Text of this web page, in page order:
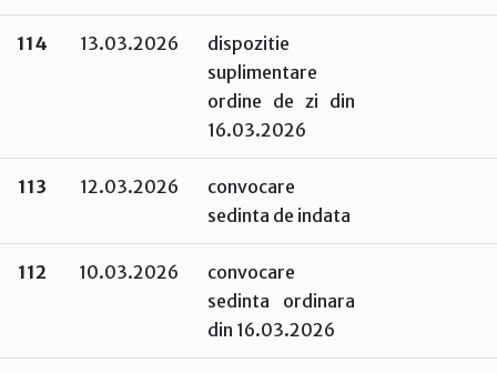
114 13.03.2026
dispozitie
suplimentare
ordine de zi din
16.03.2026
113 12.03.2026
convocare
sedinta de indata
112 10.03.2026
convocare
sedinta ordinara
din 16.03.2026